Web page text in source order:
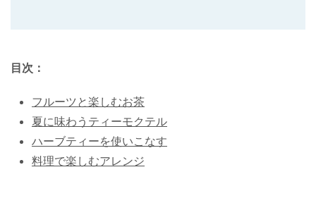
目次：
フルーツと楽しむお茶
夏に味わうティーモクテル
ハーブティーを使いこなす
料理で楽しむアレンジ